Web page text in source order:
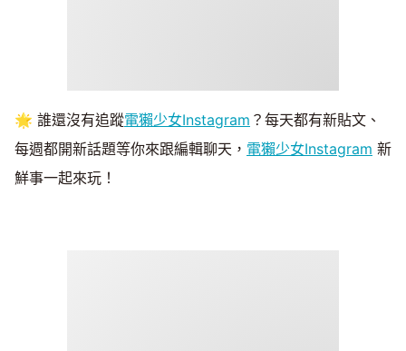
🌟 誰還沒有追蹤電獺少女Instagram ？每天都有新貼文、
每週都開新話題等你來跟編輯聊天， 電獺少女Instagram 新
鮮事一起來玩！